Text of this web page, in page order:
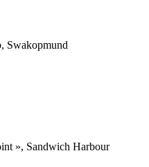
Swakopmund
», Sandwich Harbour